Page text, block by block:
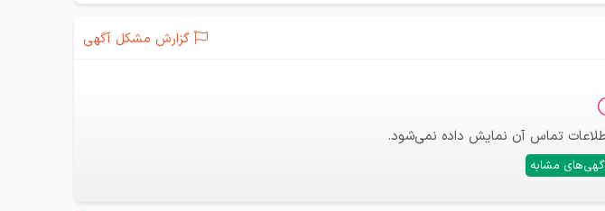
گزارش مشکل آگهی
تماس آن نمایش داده نمی‌شود.
مشابه